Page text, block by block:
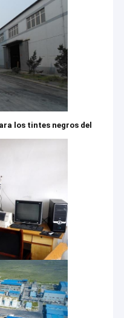
los tintes negros del